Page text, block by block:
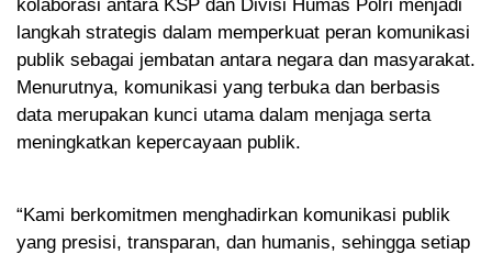
kolaborasi antara KSP dan Divisi Humas Polri menjadi
langkah strategis dalam memperkuat peran komunikasi
publik sebagai jembatan antara negara dan masyarakat.
Menurutnya, komunikasi yang terbuka dan berbasis
data merupakan kunci utama dalam menjaga serta
meningkatkan kepercayaan publik.
“Kami berkomitmen menghadirkan komunikasi publik
yang presisi, transparan, dan humanis, sehingga setiap